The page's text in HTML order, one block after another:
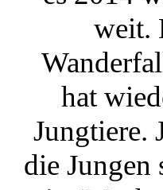
weit.
hat
Jungtiere.
die Jungen